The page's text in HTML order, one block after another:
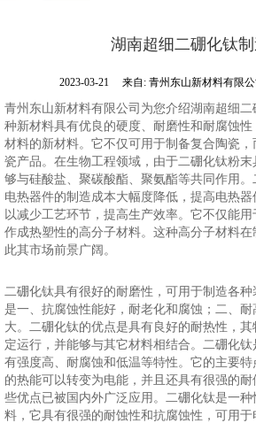
湖南超细二硼化钛
2023-03-21 来自: 青州东山新材料有限公
青州东山新材料有限公司为您介绍湖南超细
种新材料具有优良的硬度、耐磨性和耐腐蚀
材料的新材料。它不仅可用于制备复合陶瓷
瓷产品。在生物工程领域，由于二硼化钛粉
够与硅酸盐、聚碳酸酯、聚氨酯等共同作用
电热器件的制造成本大幅度降低，提高电热
以减少工艺环节，提高生产效率。它不仅能
作成热塑性的高分子材料。这种高分子材料
此其市场前景广阔。
二硼化钛具有很好的耐磨性，可用于制造各
是一、抗腐蚀性能好，耐老化和腐蚀；二、
大。二硼化钛的优点是具有良好的耐热性，
定运行，并能够与其它材料相结合。二硼化
有强度高、耐腐蚀和低温等特性。它的主要
的热能可以转变为电能，并且还具有很强的
些优点已被国内外广泛应用。二硼化钛是一
料，它具有很强的耐蚀性和抗腐蚀性，可用